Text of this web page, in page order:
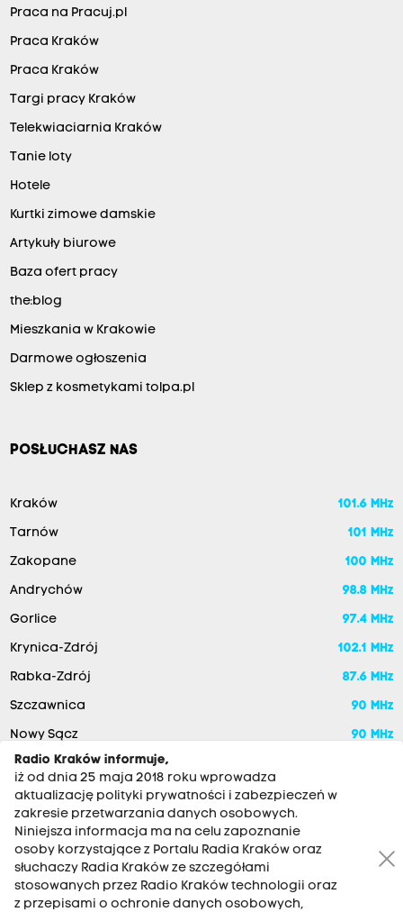
Praca na Pracuj.pl
Praca Kraków
Praca Kraków
Targi pracy Kraków
Telekwiaciarnia Kraków
Tanie loty
Hotele
Kurtki zimowe damskie
Artykuły biurowe
Baza ofert pracy
the:blog
Mieszkania w Krakowie
Darmowe ogłoszenia
Sklep z kosmetykami tolpa.pl
POSŁUCHASZ NAS
Kraków 101.6 MHz
Tarnów 101 MHz
Zakopane 100 MHz
Andrychów 98.8 MHz
Gorlice 97.4 MHz
Krynica-Zdrój 102.1 MHz
Rabka-Zdrój 87.6 MHz
Szczawnica 90 MHz
Nowy Sącz 90 MHz
RADIO KRAKÓW SA. Aleja Juliusza Słowackiego 22, 30-007
Radio Kraków informuje,
iż od dnia 25 maja 2018 roku wprowadza
aktualizację polityki prywatności i zabezpieczeń w
zakresie przetwarzania danych osobowych.
Niniejsza informacja ma na celu zapoznanie
osoby korzystające z Portalu Radia Kraków oraz
słuchaczy Radia Kraków ze szczegółami
stosowanych przez Radio Kraków technologii oraz
z przepisami o ochronie danych osobowych,